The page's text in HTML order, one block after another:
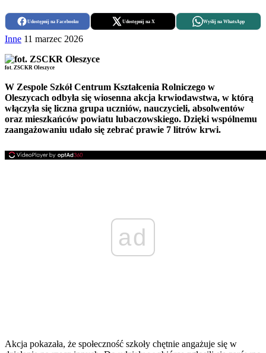
Udostępnij na Facebooku Udostępnij na X Wyślij na WhatsApp
Inne 11 marzec 2026
fot. ZSCKR Oleszyce
W Zespole Szkół Centrum Kształcenia Rolniczego w
Oleszycach odbyła się wiosenna akcja krwiodawstwa, w którą
włączyła się liczna grupa uczniów, nauczycieli, absolwentów
oraz mieszkańców powiatu lubaczowskiego. Dzięki wspólnemu
zaangażowaniu udało się zebrać prawie 7 litrów krwi.
ad
Akcja pokazała, że społeczność szkoły chętnie angażuje się w